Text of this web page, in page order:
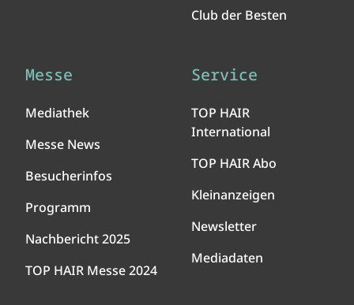
Club der Besten
Messe
Mediathek
Messe News
Besucherinfos
Programm
Nachbericht 2025
TOP HAIR Messe 2024
Service
TOP HAIR
International
TOP HAIR Abo
Kleinanzeigen
Newsletter
Mediadaten